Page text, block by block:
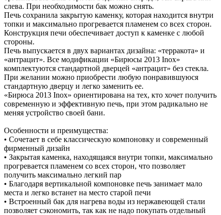
слева. При необходимости бак можно снять.
Печь сохранила закрытую каменку, которая находится внутри
топки и максимально прогревается пламенем со всех сторон.
Конструкция печи обеспечивает доступ к каменке с любой
стороны.
Печь выпускается в двух вариантах дизайна: «терракота» и
«антрацит». Все модификации «Бирюсы 2013 Inox»
комплектуются стандартной дверцей «антрацит» без стекла.
При желании можно приобрести любую понравившуюся
стандартную дверцу и легко заменить ее.
«Бирюса 2013 Inox» ориентирована на тех, кто хочет получить
современную и эффективную печь, при этом радикально не
меняя устройство своей бани.
Особенности и преимущества:
• Сочетает в себе классическую компоновку и современный
фирменный дизайн
• Закрытая каменка, находящаяся внутри топки, максимально
прогревается пламенем со всех сторон, что позволяет
получить максимально легкий пар
• Благодаря вертикальной компоновке печь занимает мало
места и легко встанет на место старой печи
• Встроенный бак для нагрева воды из нержавеющей стали
позволяет сэкономить, так как не надо покупать отдельный